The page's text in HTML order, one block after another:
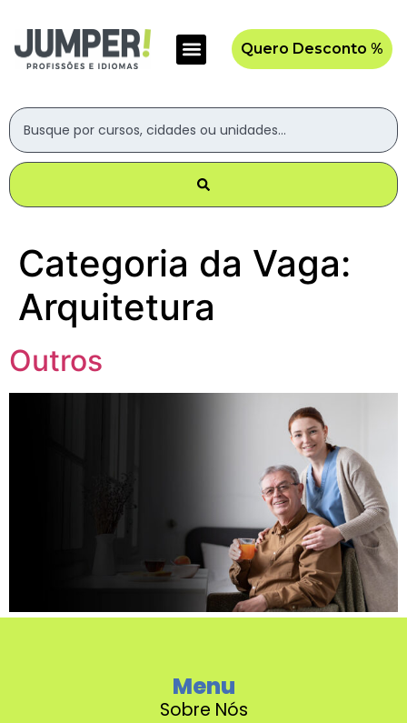
Quero Desconto %
Categoria da Vaga:
Arquitetura
Outros
Menu
Sobre Nós